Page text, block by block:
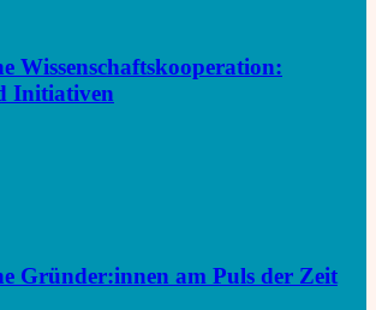
Wissenschaftskooperation:
Initiativen
Gründer:innen am Puls der Zeit